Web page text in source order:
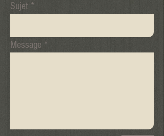
Sujet
Message